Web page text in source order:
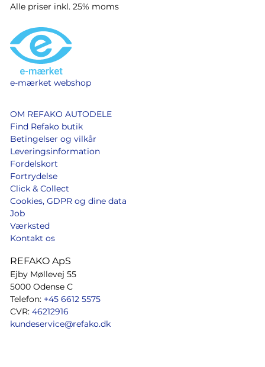
Alle priser inkl. 25% moms
e-mærket webshop
OM REFAKO AUTODELE
Find Refako butik
Betingelser og vilkår
Leveringsinformation
Fordelskort
Fortrydelse
Click & Collect
Cookies, GDPR og dine data
Job
Værksted
Kontakt os
REFAKO ApS
Ejby Møllevej 55
5000 Odense C
Telefon: +45 6612 5575
CVR: 46212916
kundeservice@refako.dk